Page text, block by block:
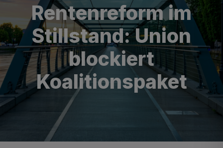
Rentenreform im
Stillstand: Union
blockiert
Koalitionspaket